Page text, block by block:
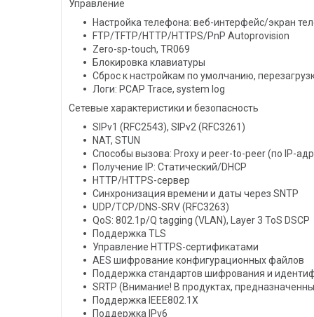
Управление
Настройка телефона: веб-интерфейс/экран
FTP/TFTP/HTTP/HTTPS/PnP Autoprovision
Zero-sp-touch, TR069
Блокировка клавиатуры
Сброс к настройкам по умолчанию,
Логи: PCAP Trace, system log
Сетевые характеристики и безопасность
SIPv1 (RFC2543), SIPv2 (RFC3261)
NAT, STUN
Способы вызова: Proxy и peer-to-peer (по IP-
Получение IP: Статический/DHCP
HTTP/HTTPS-сервер
Синхронизация времени и даты через SNTP
UDP/TCP/DNS-SRV (RFC3263)
QoS: 802.1p/Q tagging (VLAN), Layer 3 ToS DSCP
Поддержка TLS
Управление HTTPS-сертификатами
AES шифрование конфигурационных файлов
Поддержка стандартов шифрования и
SRTP (Внимание! В продуктах,
Поддержка IEEE802.1X
Поддержка IPv6